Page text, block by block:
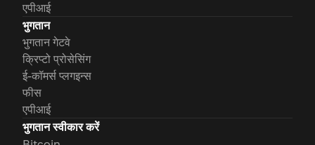
एपीआई
भुगतान
भुगतान गेटवे
क्रिप्टो प्रोसेसिंग
ई-कॉमर्स प्लगइन्स
फीस
एपीआई
भुगतान स्वीकार करें